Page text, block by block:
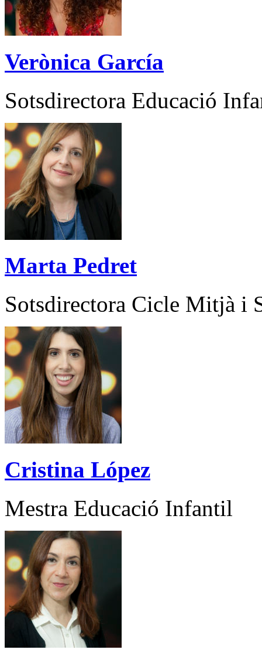
Verònica García
Sotsdirectora Educació
Marta Pedret
Sotsdirectora Cicle Mitjà i
Cristina López
Mestra Educació Infantil